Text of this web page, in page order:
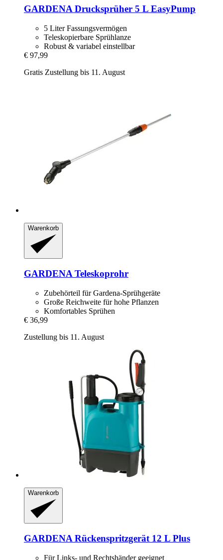
GARDENADrucksprüher 5 L EasyPump
5 Liter Fassungsvermögen
Teleskopierbare Sprühlanze
Robust & variabel einstellbar
€ 97,99
Gratis Zustellung bis 11. August
Warenkorb
GARDENA Teleskoprohr
Zubehörteil für Gardena-Sprühgeräte
Große Reichweite für hohe Pflanzen
Komfortables Sprühen
€ 36,99
Zustellung bis 11. August
Warenkorb
GARDENA Rückenspritzgerät 12 L Plus
Für Links- und Rechtshänder geeignet